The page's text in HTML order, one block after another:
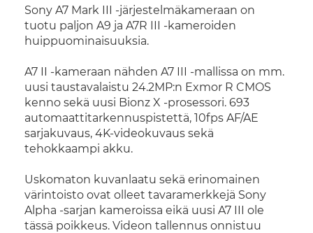
Sony A7 Mark III -järjestelmäkameraan on
tuotu paljon A9 ja A7R III -kameroiden
huippuominaisuuksia.
A7 II -kameraan nähden A7 III -mallissa on mm.
uusi taustavalaistu 24.2MP:n Exmor R CMOS
kenno sekä uusi Bionz X -prosessori. 693
automaattitarkennuspistettä, 10fps AF/AE
sarjakuvaus, 4K-videokuvaus sekä
tehokkaampi akku.
Uskomaton kuvanlaatu sekä erinomainen
värintoisto ovat olleet tavaramerkkejä Sony
Alpha -sarjan kameroissa eikä uusi A7 III ole
tässä poikkeus. Videon tallennus onnistuu